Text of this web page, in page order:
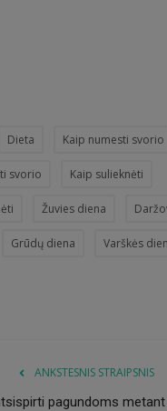
Dieta Kaip numesti svorio
svorio Kaip sulieknėti
Žuvies diena
Grūdų diena Varškės
ANKSTESNIS STRAIPSNIS
pagundoms